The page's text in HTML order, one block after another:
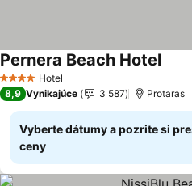
4 Počet hviezdičiek
Hotel
Pernera Beach Hotel
8,9 Vynikajúce 3 587 Protaras
Vyberte dátumy a pozrite si
ceny